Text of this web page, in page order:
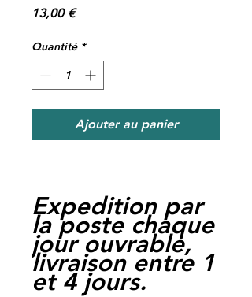
13,00 €Prix
Quantité *
Ajouter au panier
Expedition par
la poste chaque
jour ouvrable,
livraison entre 1
et 4 jours.